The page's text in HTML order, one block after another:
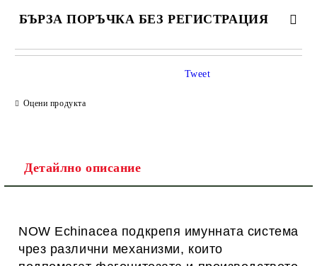
БЪРЗА ПОРЪЧКА БЕЗ РЕГИСТРАЦИЯ
САМО ПОПЪЛНЕТЕ 1 ПОЛЕ
Ние ще се свържем с вас в рамките на работния ден.
Оцени продукта
Tweet
Детайлно описание
NOW Echinacea подкрепя имунната система
чрез различни механизми, които